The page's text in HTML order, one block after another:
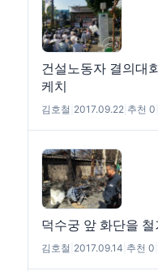
건설노동자 결의대
케치
김호철 2017.09.22 추천 0
덕수궁 앞 화단을
김호철 2017.09.14 추천 0